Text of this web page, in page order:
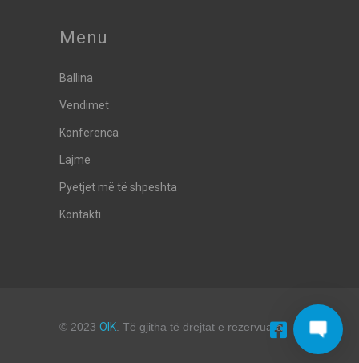
Menu
Ballina
Vendimet
Konferenca
Lajme
Pyetjet më të shpeshta
Kontakti
© 2023 OIK . Të gjitha të drejtat e rezervuara.